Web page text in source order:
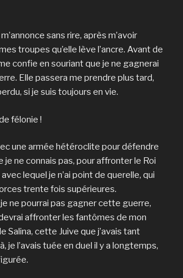
sans rire, après m’avoir
troupes qu’elle lève l’ancre. Avant de
confie en souriant que je ne gagnerai
Elle passera me prendre plus tard,
si je suis toujours en vie.
félonie !
une armée hétéroclite pour défendre
je ne connais pas, pour affronter le Roi
lequel je n’ai point de querelle, qui
trente fois supérieures.
ne pourrai pas gagner cette guerre,
affronter les fantômes de mon
Salina, cette Juive que j’avais tant
je l’avais tuée en duel il y a longtemps,